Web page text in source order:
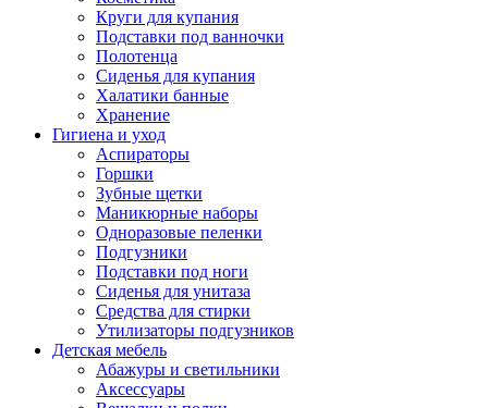
Круги для купания
Подставки под ванночки
Полотенца
Сиденья для купания
Халатики банные
Хранение
Гигиена и уход
Аспираторы
Горшки
Зубные щетки
Маникюрные наборы
Одноразовые пеленки
Подгузники
Подставки под ноги
Сиденья для унитаза
Средства для стирки
Утилизаторы подгузников
Детская мебель
Абажуры и светильники
Аксессуары